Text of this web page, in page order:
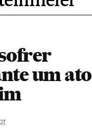
um ato